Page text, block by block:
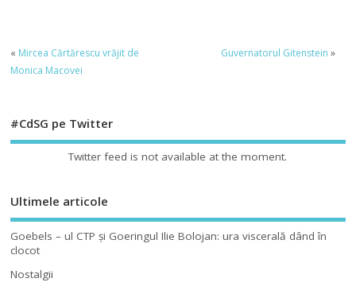
« Mircea Cărtărescu vrăjit de
Monica Macovei
Guvernatorul Gitenstein »
#CdSG pe Twitter
Twitter feed is not available at the moment.
Ultimele articole
Goebels – ul CTP şi Goeringul Ilie Bolojan: ura viscerală dând în
clocot
Nostalgii